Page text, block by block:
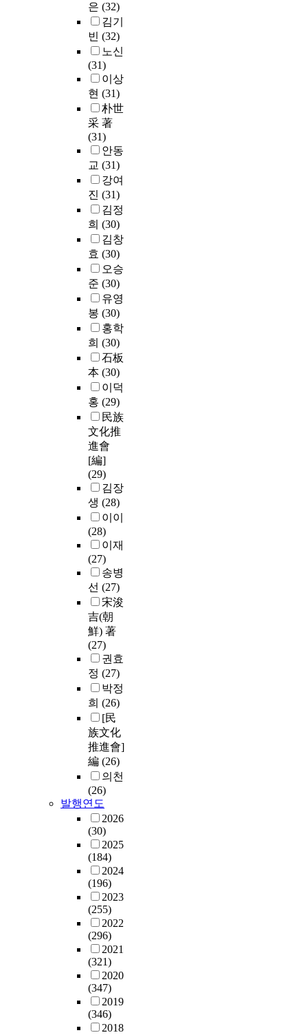
은 (32)
김기
빈 (32)
노신
(31)
이상
현 (31)
朴世
采 著
(31)
안동
교 (31)
강여
진 (31)
김정
희 (30)
김창
효 (30)
오승
준 (30)
유영
봉 (30)
홍학
희 (30)
石板
本 (30)
이덕
홍 (29)
民族
文化推
進會
[編]
(29)
김장
생 (28)
이이
(28)
이재
(27)
송병
선 (27)
宋浚
吉(朝
鮮) 著
(27)
권효
정 (27)
박정
희 (26)
[民
族文化
推進會]
編 (26)
의천
(26)
발행연도
2026
(30)
2025
(184)
2024
(196)
2023
(255)
2022
(296)
2021
(321)
2020
(347)
2019
(346)
2018